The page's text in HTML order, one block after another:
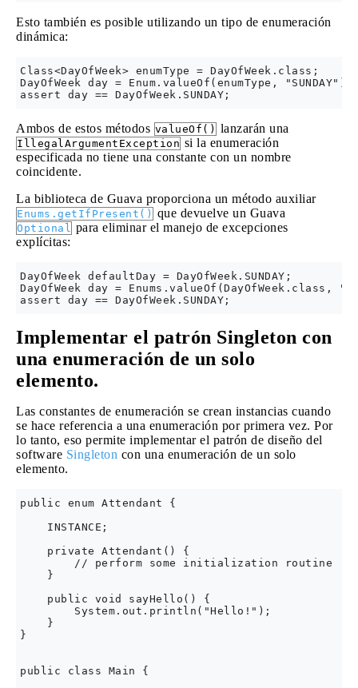
Esto también es posible utilizando un tipo de enumeración
dinámica:
Class<DayOfWeek> enumType = DayOfWeek.class;
DayOfWeek day = Enum.valueOf(enumType, "SUNDAY");
Ambos de estos métodos valueOf() lanzarán una
IllegalArgumentException si la enumeración
especificada no tiene una constante con un nombre
coincidente.
La biblioteca de Guava proporciona un método auxiliar
Enums.getIfPresent() que devuelve un Guava
Optional para eliminar el manejo de excepciones
explícitas:
DayOfWeek defaultDay = DayOfWeek.SUNDAY;
DayOfWeek day = Enums.valueOf(DayOfWeek.class,
Implementar el patrón Singleton con
una enumeración de un solo
elemento.
Las constantes de enumeración se crean instancias cuando
se hace referencia a una enumeración por primera vez. Por
lo tanto, eso permite implementar el patrón de diseño del
software Singleton con una enumeración de un solo
elemento.
public enum Attendant {
    INSTANCE;
    private Attendant() {
        // perform some initialization routine
    }
    public void sayHello() {
        System.out.println("Hello!");
    }
}
public class Main {